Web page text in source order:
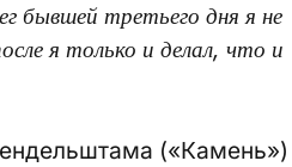
бывшей третьего дня я не
я только и делал, что и
(«Камень»)